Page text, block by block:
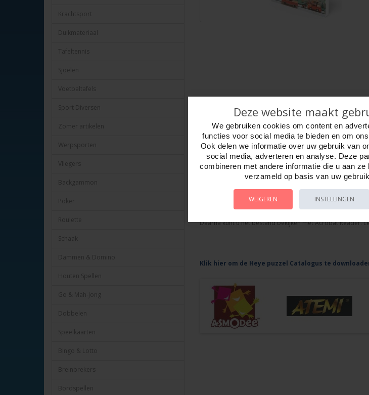
Krachtsport
Duikmateriaal
Tafeltennis
Sjoelen
Voetbaltafels
Sport Diversen
Zomer artikelen
Werpsporten
Vliegers
Backgammon
Poker
Roulette
Schaak
Dammen & Domino
Houten Spellen
Go & Mah-Jong
Dobbelen
Speelkaarten
Bingo & Lotto
Breinbrekers
Bordspellen
Omschrijving Foto hoge resolutie Details
Heye Catalogus 2026
Deze catalogus kunt u mee bestellen, maar u kunt hem
Hoe ? Klik met uw rechtermuisknop op de link.
Kies in het menu Opslaan ( of Save as ) en sla het
Daarna kunt u het bestand bekijken met Acrobat Reader.
Klik hier om de Heye puzzel Catalogus te
Deze website maakt
We gebruiken cookies om content en
functies voor social media te bieden en om
Ook delen we informatie over uw gebruik van
social media, adverteren en analyse. Deze
combineren met andere informatie die u aan
verzameld op basis van uw
WEIGEREN INSTELLINGEN